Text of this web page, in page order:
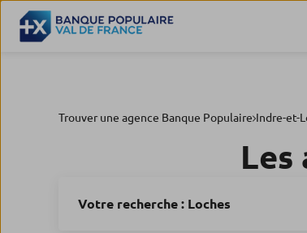
Trouver une agence Banque Populaire Indre-et-
Les
Votre recherche : Loches